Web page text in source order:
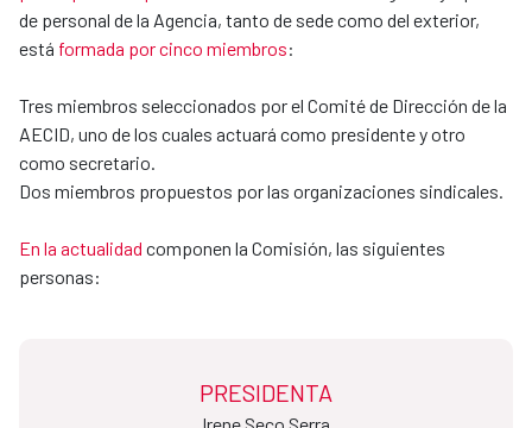
de personal de la Agencia, tanto de sede como del exterior,
está formada por cinco miembros:
Tres miembros seleccionados por el Comité de Dirección de la
AECID, uno de los cuales actuará como presidente y otro
como secretario.
Dos miembros propuestos por las organizaciones sindicales.
En la actualidad componen la Comisión, las siguientes
personas:
PRESIDENTA